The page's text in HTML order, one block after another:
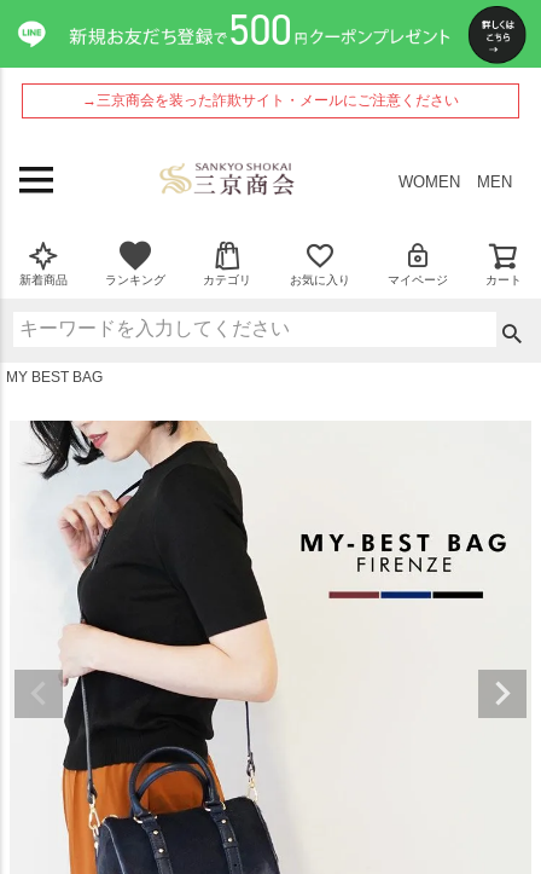
→三京商会を装った詐欺サイト・メールにご注意ください
WOMEN MEN
新着商品 ランキング カテゴリ お気に入り マイページ カート
MY BEST BAG
ペー
ジト
ップ
へ